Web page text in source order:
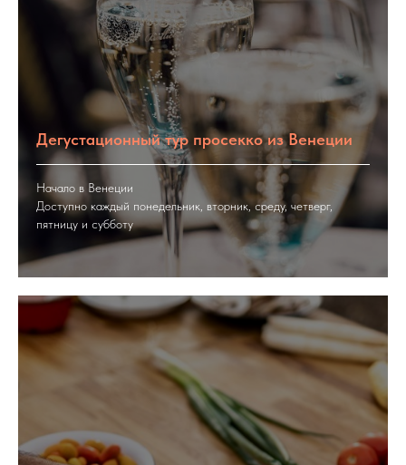
Дегустационный тур просекко из Венеции
Начало в Венеции
Доступно каждый понедельник, вторник, среду, четверг,
пятницу и субботу